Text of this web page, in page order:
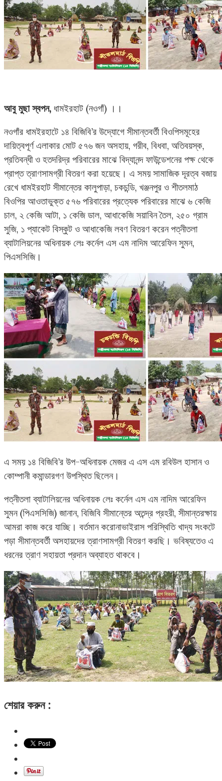
আবু মুছা স্বপন, ধামইরহাট (নওগাঁ) ।।
নওগাঁর ধামইরহাটে ১৪ বিজিবি’র উদ্যোগে সীমান্তবর্তী বিওপিসমূহের
দায়িত্বপূর্ণ এলাকার মোট ৫৭৬ জন অসহায়, গরীব, বিধবা, অতিবয়স্ক,
প্রতিবন্ধী ও হতদরিদ্র পরিবারের মাঝে বিদ্যানন্দ ফাউন্ডেশনের পক্ষ থেকে
প্রাপ্ত ত্রাণসামগ্রী বিতরণ করা হয়েছে। এ সময় সামাজিক দূরত্ব বজায়
রেখে ধামইরহাট সীমান্তের কালুপাড়া, চকচন্ডি, খঞ্জনপুর ও শীতলমাঠ
বিওপির আওতাভুক্ত ৫৭৬ পরিবারের প্রত্যেক পরিবারের মাঝে ৬ কেজি
চাল, ২ কেজি আটা, ১ কেজি ডাল, আধাকেজি সয়াবিন তৈল, ২৫০ গ্রাম
সুজি, ১ প্যাকেট বিস্কুট ও আধাকেজি লবণ বিতরণ করেন পত্নীতলা
ব্যাটালিয়নের অধিনায়ক লেঃ কর্নেল এস এম নাদিম আরেফিন সুমন,
পিএসসিজি।
এ সময় ১৪ বিজিবি’র উপ-অধিনায়ক মেজর এ এস এম রবিউল হাসান ও
কোম্পানী কমান্ডারগণ উপস্থিত ছিলেন।
পত্নীতলা ব্যাটালিয়নের অধিনায়ক লেঃ কর্নেল এস এম নাদিম আরেফিন
সুমন (পিএসসিজি) জানান, বিজিবি সীমান্তের অতন্দ্র প্রহরী, সীমান্তরক্ষায়
আমরা কাজ করে যাচ্ছি। বর্তমান করোনাভাইরাস পরিস্থিতি খাদ্য সংকটে
পড়া সীমান্তবর্তী অসহায়দের ত্রাণসামগ্রী বিতরণ করছি। ভবিষ্যতেও এ
ধরনের ত্রাণ সহায়তা প্রদান অব্যাহত থাকবে।
শেয়ার করুন :